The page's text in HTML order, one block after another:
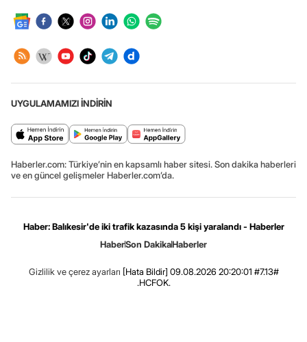
UYGULAMAMIZI İNDİRİN
Haberler.com: Türkiye’nin en kapsamlı haber sitesi. Son dakika haberleri
ve en güncel gelişmeler Haberler.com’da.
Haber: Balıkesir'de iki trafik kazasında 5 kişi yaralandı - Haberler
HaberSon DakikaHaberler
Gizlilik ve çerez ayarları [Hata Bildir] 09.08.2026 20:20:01 #7.13#
.HCFOK.